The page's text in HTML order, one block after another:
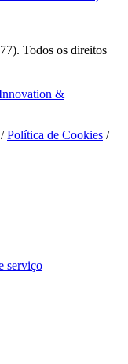
Todos os direitos
&
/Política de Cookies /
serviço